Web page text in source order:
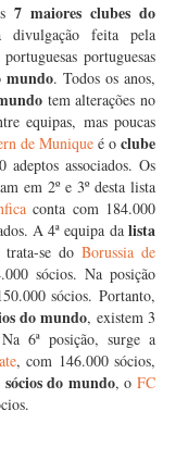
7 maiores clubes do
divulgação feita pela
portuguesas
mundo. Todos os anos,
tem alterações no
equipas, mas poucas
de Munique é oclube
adeptos associados. Os
em 2º e 3º desta lista
conta com 184.000
A 4ª equipa dalista
trata-se do Borussia de
sócios. Na posição
sócios. Portanto,
do mundo, existem 3
6ª posição, surge a
, com 146.000 sócios,
do mundo, oFC